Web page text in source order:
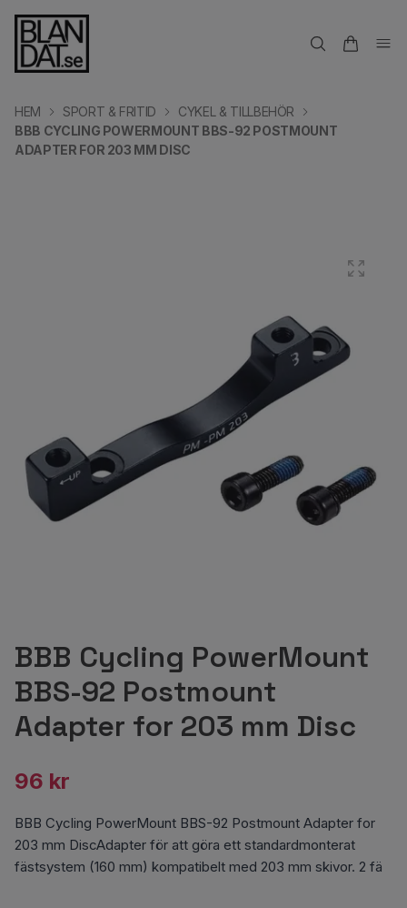
HEM SPORT & FRITID
CYKEL & TILLBEHÖR
BBB CYCLING POWERMOUNT BBS-92 POSTMOUNT
ADAPTER FOR 203 MM DISC
BBB Cycling PowerMount
BBS-92 Postmount
Adapter for 203 mm Disc
96 kr
BBB Cycling PowerMount BBS-92 Postmount Adapter for
203 mm DiscAdapter för att göra ett standardmonterat
fästsystem (160 mm) kompatibelt med 203 mm skivor. 2 fä